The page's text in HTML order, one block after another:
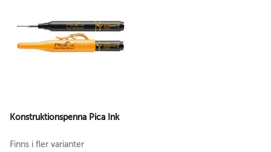
Konstruktionspenna Pica Ink
Finns i fler varianter